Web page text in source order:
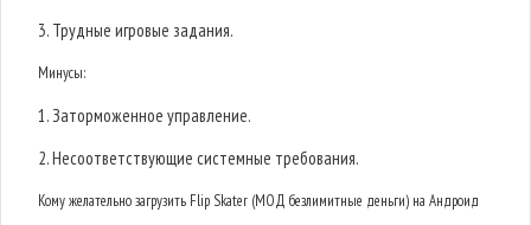
3. Трудные игровые задания.
Минусы:
1. Заторможенное управление.
2. Несоответствующие системные требования.
Кому желательно загрузить Flip Skater (МОД безлимитные деньги) на Андроид